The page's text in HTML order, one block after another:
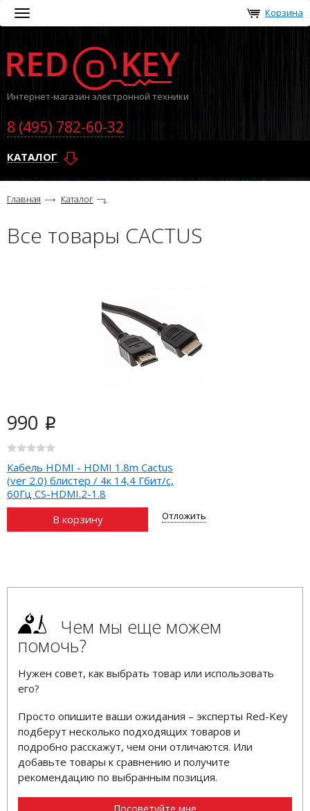
Toggle
navigation
Корзина
Интернет-магазин электронной техники
8 (495) 782-60-32
КАТАЛОГ
Главная Каталог
Все товары CACTUS
990 i
Кабель HDMI - HDMI 1.8m Cactus
(ver 2.0) блистер / 4к 14,4 Гбит/с,
60Гц CS-HDMI.2-1.8
В корзину
Отложить
Чем мы еще можем
помочь?
Нужен совет, как выбрать товар или использовать
его?
Просто опишите ваши ожидания – эксперты Red-Key
подберут несколько подходящих товаров и
подробно расскажут, чем они отличаются. Или
добавьте товары к сравнению и получите
рекомендацию по выбранным позиция.